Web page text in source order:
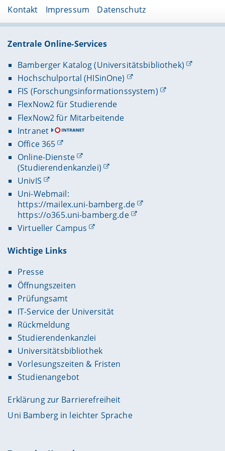
und Bearbeitungsstand mit.
Kontakt Impressum Datenschutz
Zentrale Online-Services
Bamberger Katalog (Universitätsbibliothek)
Hochschulportal (HISinOne)
FIS (Forschungsinformationssystem)
FlexNow2 für Studierende
FlexNow2 für Mitarbeitende
Intranet
Office 365
Online-Dienste
(Studierendenkanzlei)
UnivIS
Uni-Webmail:
https://mailex.uni-bamberg.de
https://o365.uni-bamberg.de
Virtueller Campus
Wichtige Links
Presse
Öffnungszeiten
Prüfungsamt
IT-Service der Universität
Rückmeldung
Studierendenkanzlei
Universitätsbibliothek
Vorlesungszeiten & Fristen
Studienangebot
Erklärung zur Barrierefreiheit
Uni Bamberg in leichter Sprache